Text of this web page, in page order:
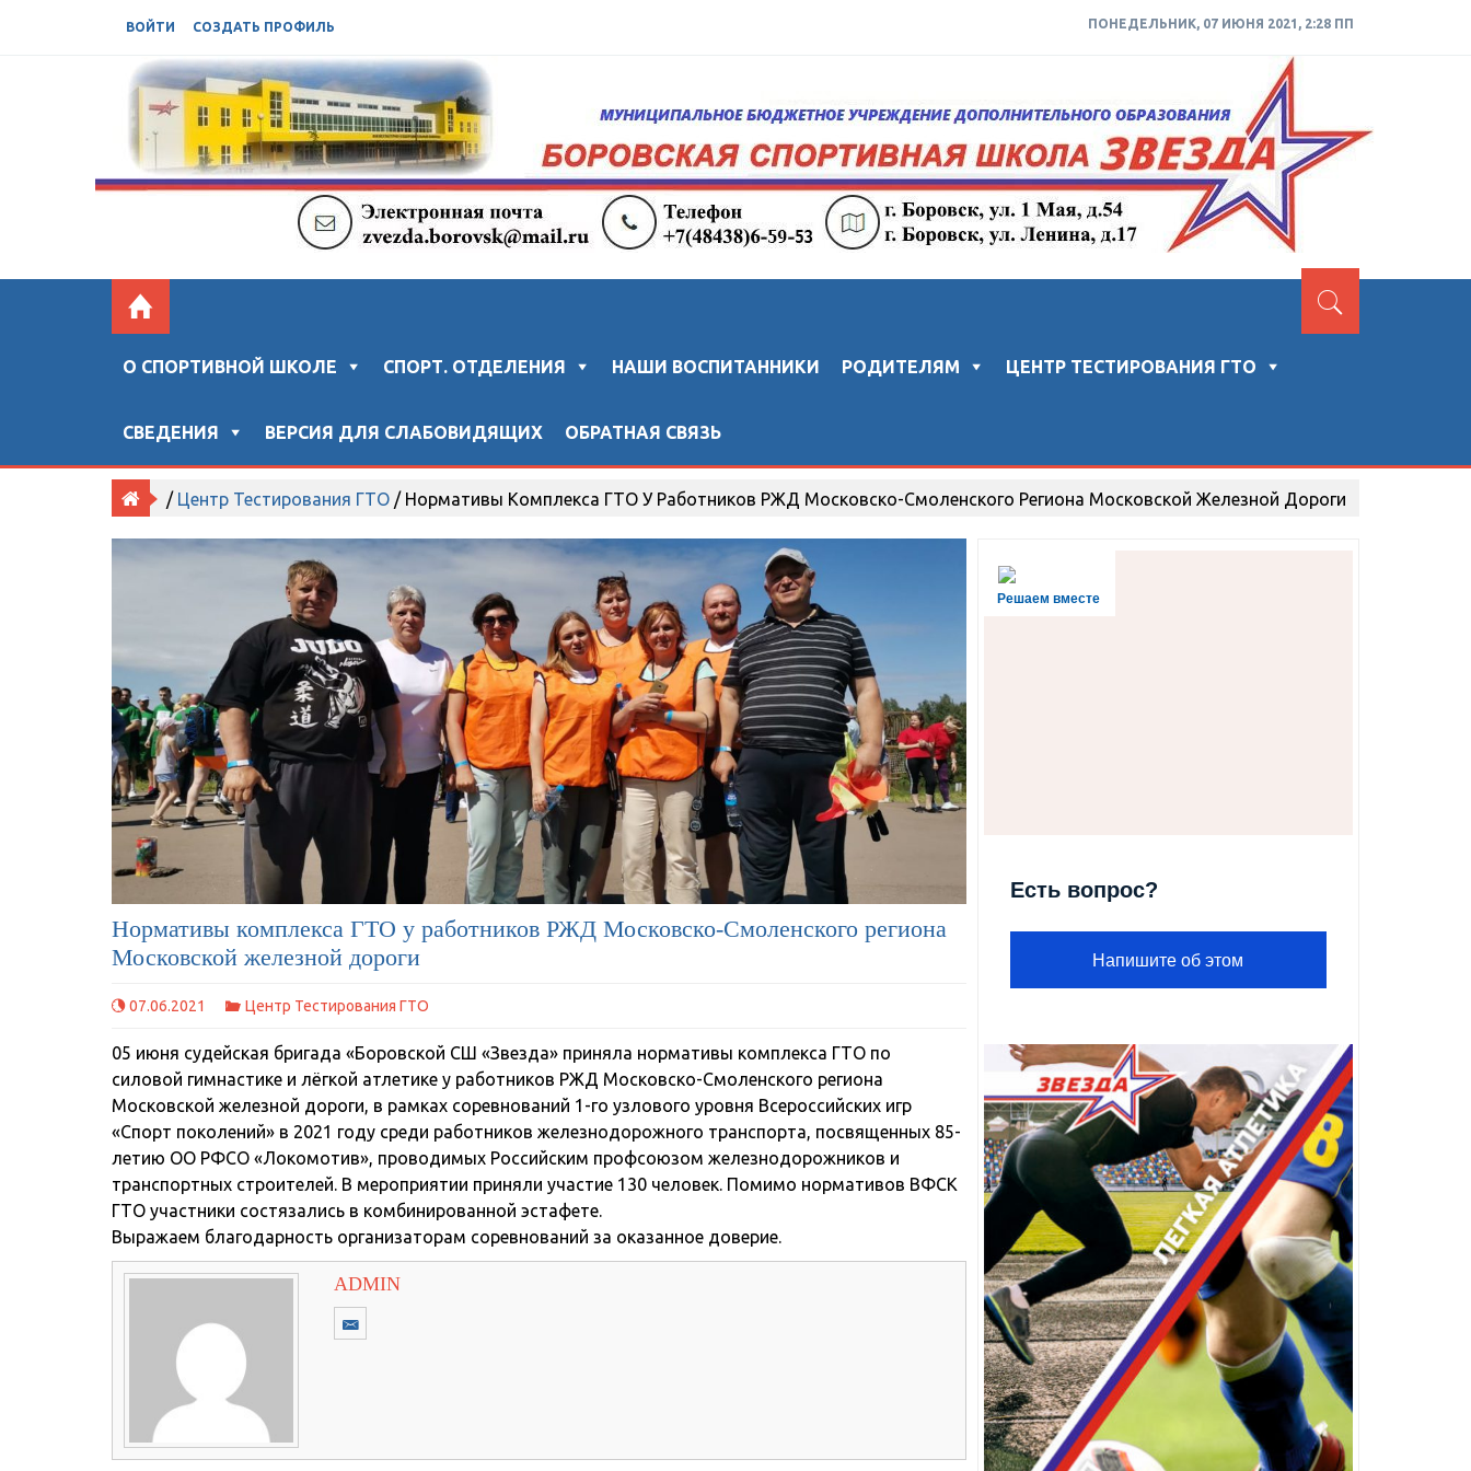
ВОЙТИ СОЗДАТЬ ПРОФИЛЬ ПОНЕДЕЛЬНИК, 07 ИЮНЯ 2021, 2:28 ПП
БОРОВСКАЯ СШ "ЗВЕЗДА"
Официальный сайт "Боровской спортивной школы "ЗВЕЗДА"
О СПОРТИВНОЙ ШКОЛЕ СПОРТ. ОТДЕЛЕНИЯ НАШИ ВОСПИТАННИКИ РОДИТЕЛЯМ ЦЕНТР ТЕСТИРОВАНИЯ ГТО
СВЕДЕНИЯ ВЕРСИЯ ДЛЯ СЛАБОВИДЯЩИХ ОБРАТНАЯ СВЯЗЬ
/ Центр Тестирования ГТО / Нормативы Комплекса ГТО У Работников РЖД Московско-Смоленского Региона Московской Железной Дороги
Нормативы комплекса ГТО у работников РЖД Московско-Смоленского региона
Московской железной дороги
07.06.2021 Центр Тестирования ГТО
05 июня судейская бригада «Боровской СШ «Звезда» приняла нормативы комплекса ГТО по
силовой гимнастике и лёгкой атлетике у работников РЖД Московско-Смоленского региона
Московской железной дороги, в рамках соревнований 1-го узлового уровня Всероссийских игр
«Спорт поколений» в 2021 году среди работников железнодорожного транспорта, посвященных 85-
летию ОО РФСО «Локомотив», проводимых Российским профсоюзом железнодорожников и
транспортных строителей. В мероприятии приняли участие 130 человек. Помимо нормативов ВФСК
ГТО участники состязались в комбинированной эстафете.
Выражаем благодарность организаторам соревнований за оказанное доверие.
ADMIN
Решаем вместе
Есть вопрос?
Напишите об этом